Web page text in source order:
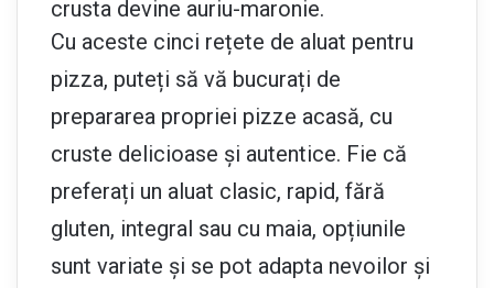
crusta devine auriu-maronie.
Cu aceste cinci rețete de aluat pentru
pizza, puteți să vă bucurați de
prepararea propriei pizze acasă, cu
cruste delicioase și autentice. Fie că
preferați un aluat clasic, rapid, fără
gluten, integral sau cu maia, opțiunile
sunt variate și se pot adapta nevoilor și